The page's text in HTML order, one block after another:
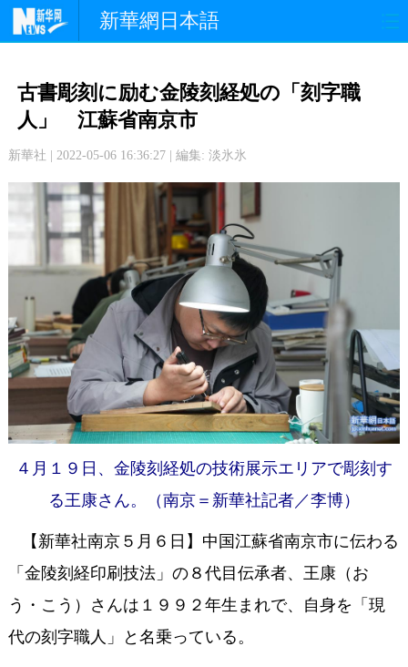
新華網日本語
文 化 観 光
中日交流 国 際
写 真
古書彫刻に励む金陵刻経処の「刻字職
人」 江蘇省南京市
新華社 | 2022-05-06 16:36:27 | 編集: 淡氷氷
４月１９日、金陵刻経処の技術展示エリアで彫刻す
る王康さん。（南京＝新華社記者／李博）
【新華社南京５月６日】中国江蘇省南京市に伝わる
「金陵刻経印刷技法」の８代目伝承者、王康（お
う・こう）さんは１９９２年生まれで、自身を「現
代の刻字職人」と名乗っている。